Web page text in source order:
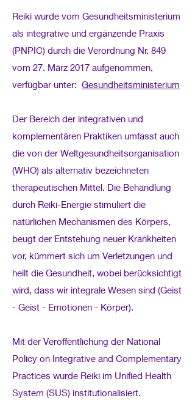
Reiki wurde vom Gesundheitsministerium
als integrative und ergänzende Praxis
(PNPIC) durch die Verordnung Nr. 849
vom 27. März 2017 aufgenommen,
verfügbar unter: Gesundheitsministerium
Der Bereich der integrativen und
komplementären Praktiken umfasst auch
die von der Weltgesundheitsorganisation
(WHO) als alternativ bezeichneten
therapeutischen Mittel. Die Behandlung
durch Reiki-Energie stimuliert die
natürlichen Mechanismen des Körpers,
beugt der Entstehung neuer Krankheiten
vor, kümmert sich um Verletzungen und
heilt die Gesundheit, wobei berücksichtigt
wird, dass wir integrale Wesen sind (Geist
- Geist - Emotionen - Körper).
Mit der Veröffentlichung der National
Policy on Integrative and Complementary
Practices wurde Reiki im Unified Health
System (SUS) institutionalisiert.